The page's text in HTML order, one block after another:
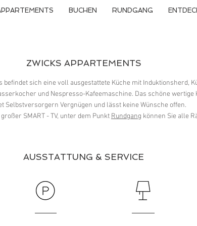
BUCHEN RUNDGANG
DIE ZIMMER
hier, um Ihren eigenen Text hinzuzufügen und mich zu
Sie, um Ihren Inhalt hinzuzufügen und die Fonts zu ändern.
gewünschte Stelle auf Ihrer Seite.
ZWICKS APPARTEMENTS
befindet sich eine voll ausgestattete Küche mit Induktionsherd,
und Nespresso-Kafeemaschine. Das schöne wertige
Selbstversorgern Vergnügen und lässt keine Wünsche offen.
SMART - TV, unter dem Punkt Rundgang können Sie alle
AUSSTATTUNG & SERVICE